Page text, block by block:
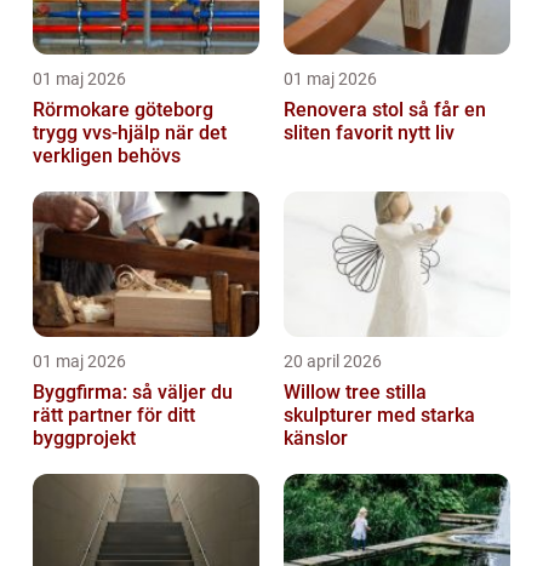
01 maj 2026
Rörmokare göteborg
trygg vvs-hjälp när det
verkligen behövs
01 maj 2026
Renovera stol så får en
sliten favorit nytt liv
01 maj 2026
Byggfirma: så väljer du
rätt partner för ditt
byggprojekt
20 april 2026
Willow tree stilla
skulpturer med starka
känslor